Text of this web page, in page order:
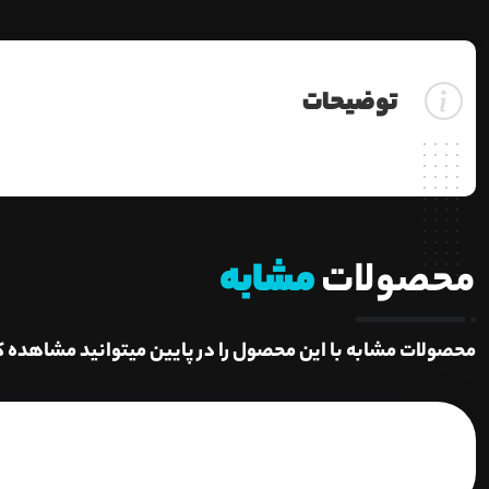
توضیحات
محصولاتمشابه
محصولات مشابه با این محصول را در پایین میتوانید مشاهده